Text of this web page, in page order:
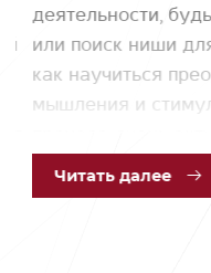
деятельности,
или поиск ниши
как научиться
мышления и
этой проблемы,
Читать далее